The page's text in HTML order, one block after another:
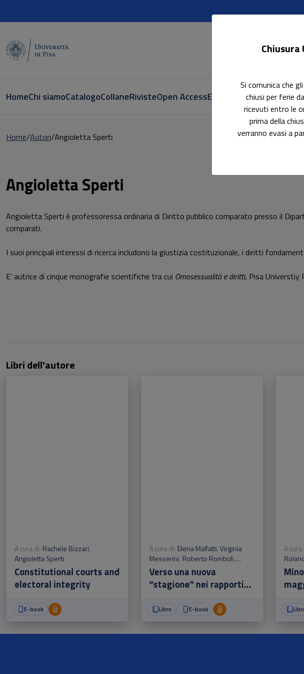
HomeChi siamoCatalogoCollaneRivisteOpen AccessE-book AccessibiliIn
Home Autori Angioletta Sperti
Angioletta Sperti
Angioletta Sperti è professoressa ordinaria di Diritto pubblico comparato presso il
comparati.
I suoi principali interessi di ricerca includono la giustizia costituzionale, i diritti
E’ autrice di cinque monografie scientifiche tra cui Omosessualità e diritti, Pisa Universtiy
Libri dell'autore
A cura di: Rachele Bizzari,
Angioletta Sperti
Constitutional courts and
electoral integrity
E-book
A cura di: Elena Malfatti,Virginia
Messerini, Roberto Romboli,
Emanuele Rossi,Angioletta Sperti
Verso una nuova
“stagione” nei rapporti
legislatore? - Pisa, 15
dicembre 2022
Libro E-book
A cura
Si comunica che
chiusi per ferie
ricevuti entro le
prima della
verranno evasi a